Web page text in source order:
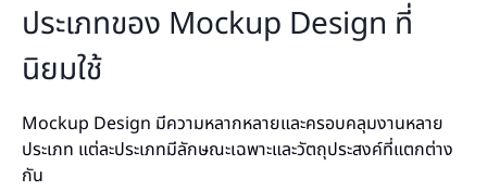
ประเภทของ Mockup Design ที่
นิยมใช้
Mockup Design มีความหลากหลายและครอบคลุมงานหลาย
ประเภท แต่ละประเภทมีลักษณะเฉพาะและวัตถุประสงค์ที่แตกต่าง
กัน